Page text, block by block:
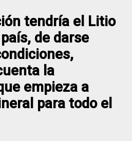
tendría el Litio
de darse
la
empieza a
para todo el